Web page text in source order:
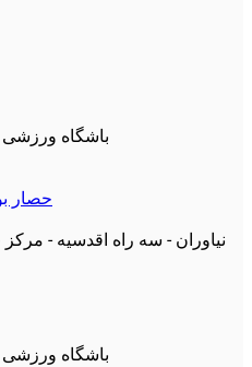
باشگاه
حصار
نیاوران - سه راه اقدسیه -
باشگاه